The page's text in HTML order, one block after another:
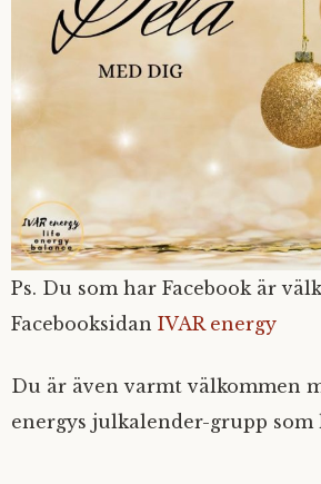
Ps. Du som har Facebook är
Facebooksidan IVAR energy
Du är även varmt välkommen
energys julkalender-grupp som